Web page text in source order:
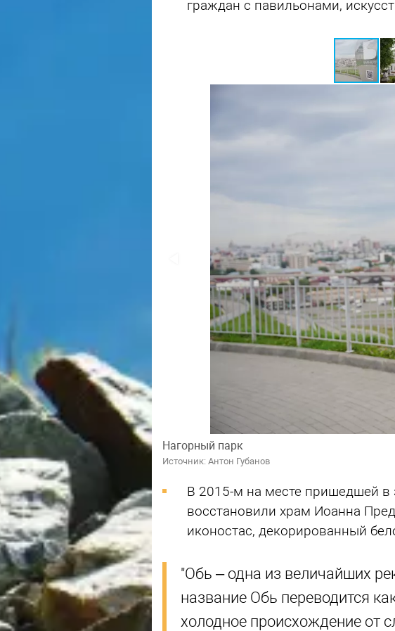
граждан с павильонами,
Нагорный парк
Источник: Антон Губанов
В 2015-м на месте пришедшей
восстановили храм Иоанна
иконостас, декорированный
"Обь – одна из величайших
название Обь переводится
холодное происхождение от